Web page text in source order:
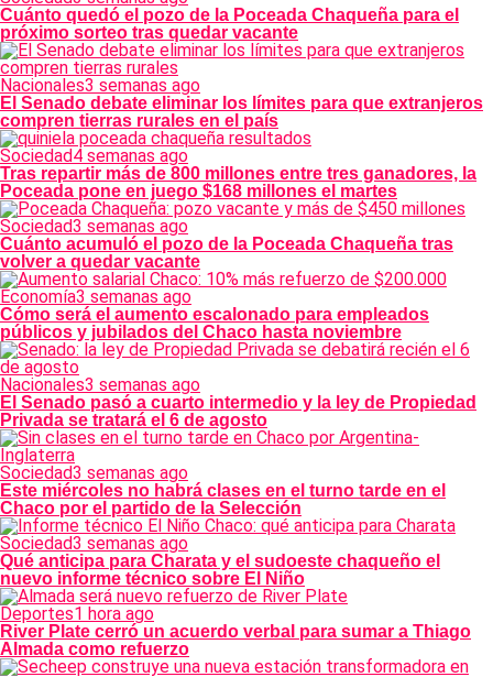
Cuánto quedó el pozo de la Poceada Chaqueña para el
próximo sorteo tras quedar vacante
Nacionales3 semanas ago
El Senado debate eliminar los límites para que extranjeros
compren tierras rurales en el país
Sociedad4 semanas ago
Tras repartir más de 800 millones entre tres ganadores, la
Poceada pone en juego $168 millones el martes
Sociedad3 semanas ago
Cuánto acumuló el pozo de la Poceada Chaqueña tras
volver a quedar vacante
Economía3 semanas ago
Cómo será el aumento escalonado para empleados
públicos y jubilados del Chaco hasta noviembre
Nacionales3 semanas ago
El Senado pasó a cuarto intermedio y la ley de Propiedad
Privada se tratará el 6 de agosto
Sociedad3 semanas ago
Este miércoles no habrá clases en el turno tarde en el
Chaco por el partido de la Selección
Sociedad3 semanas ago
Qué anticipa para Charata y el sudoeste chaqueño el
nuevo informe técnico sobre El Niño
Deportes1 hora ago
River Plate cerró un acuerdo verbal para sumar a Thiago
Almada como refuerzo